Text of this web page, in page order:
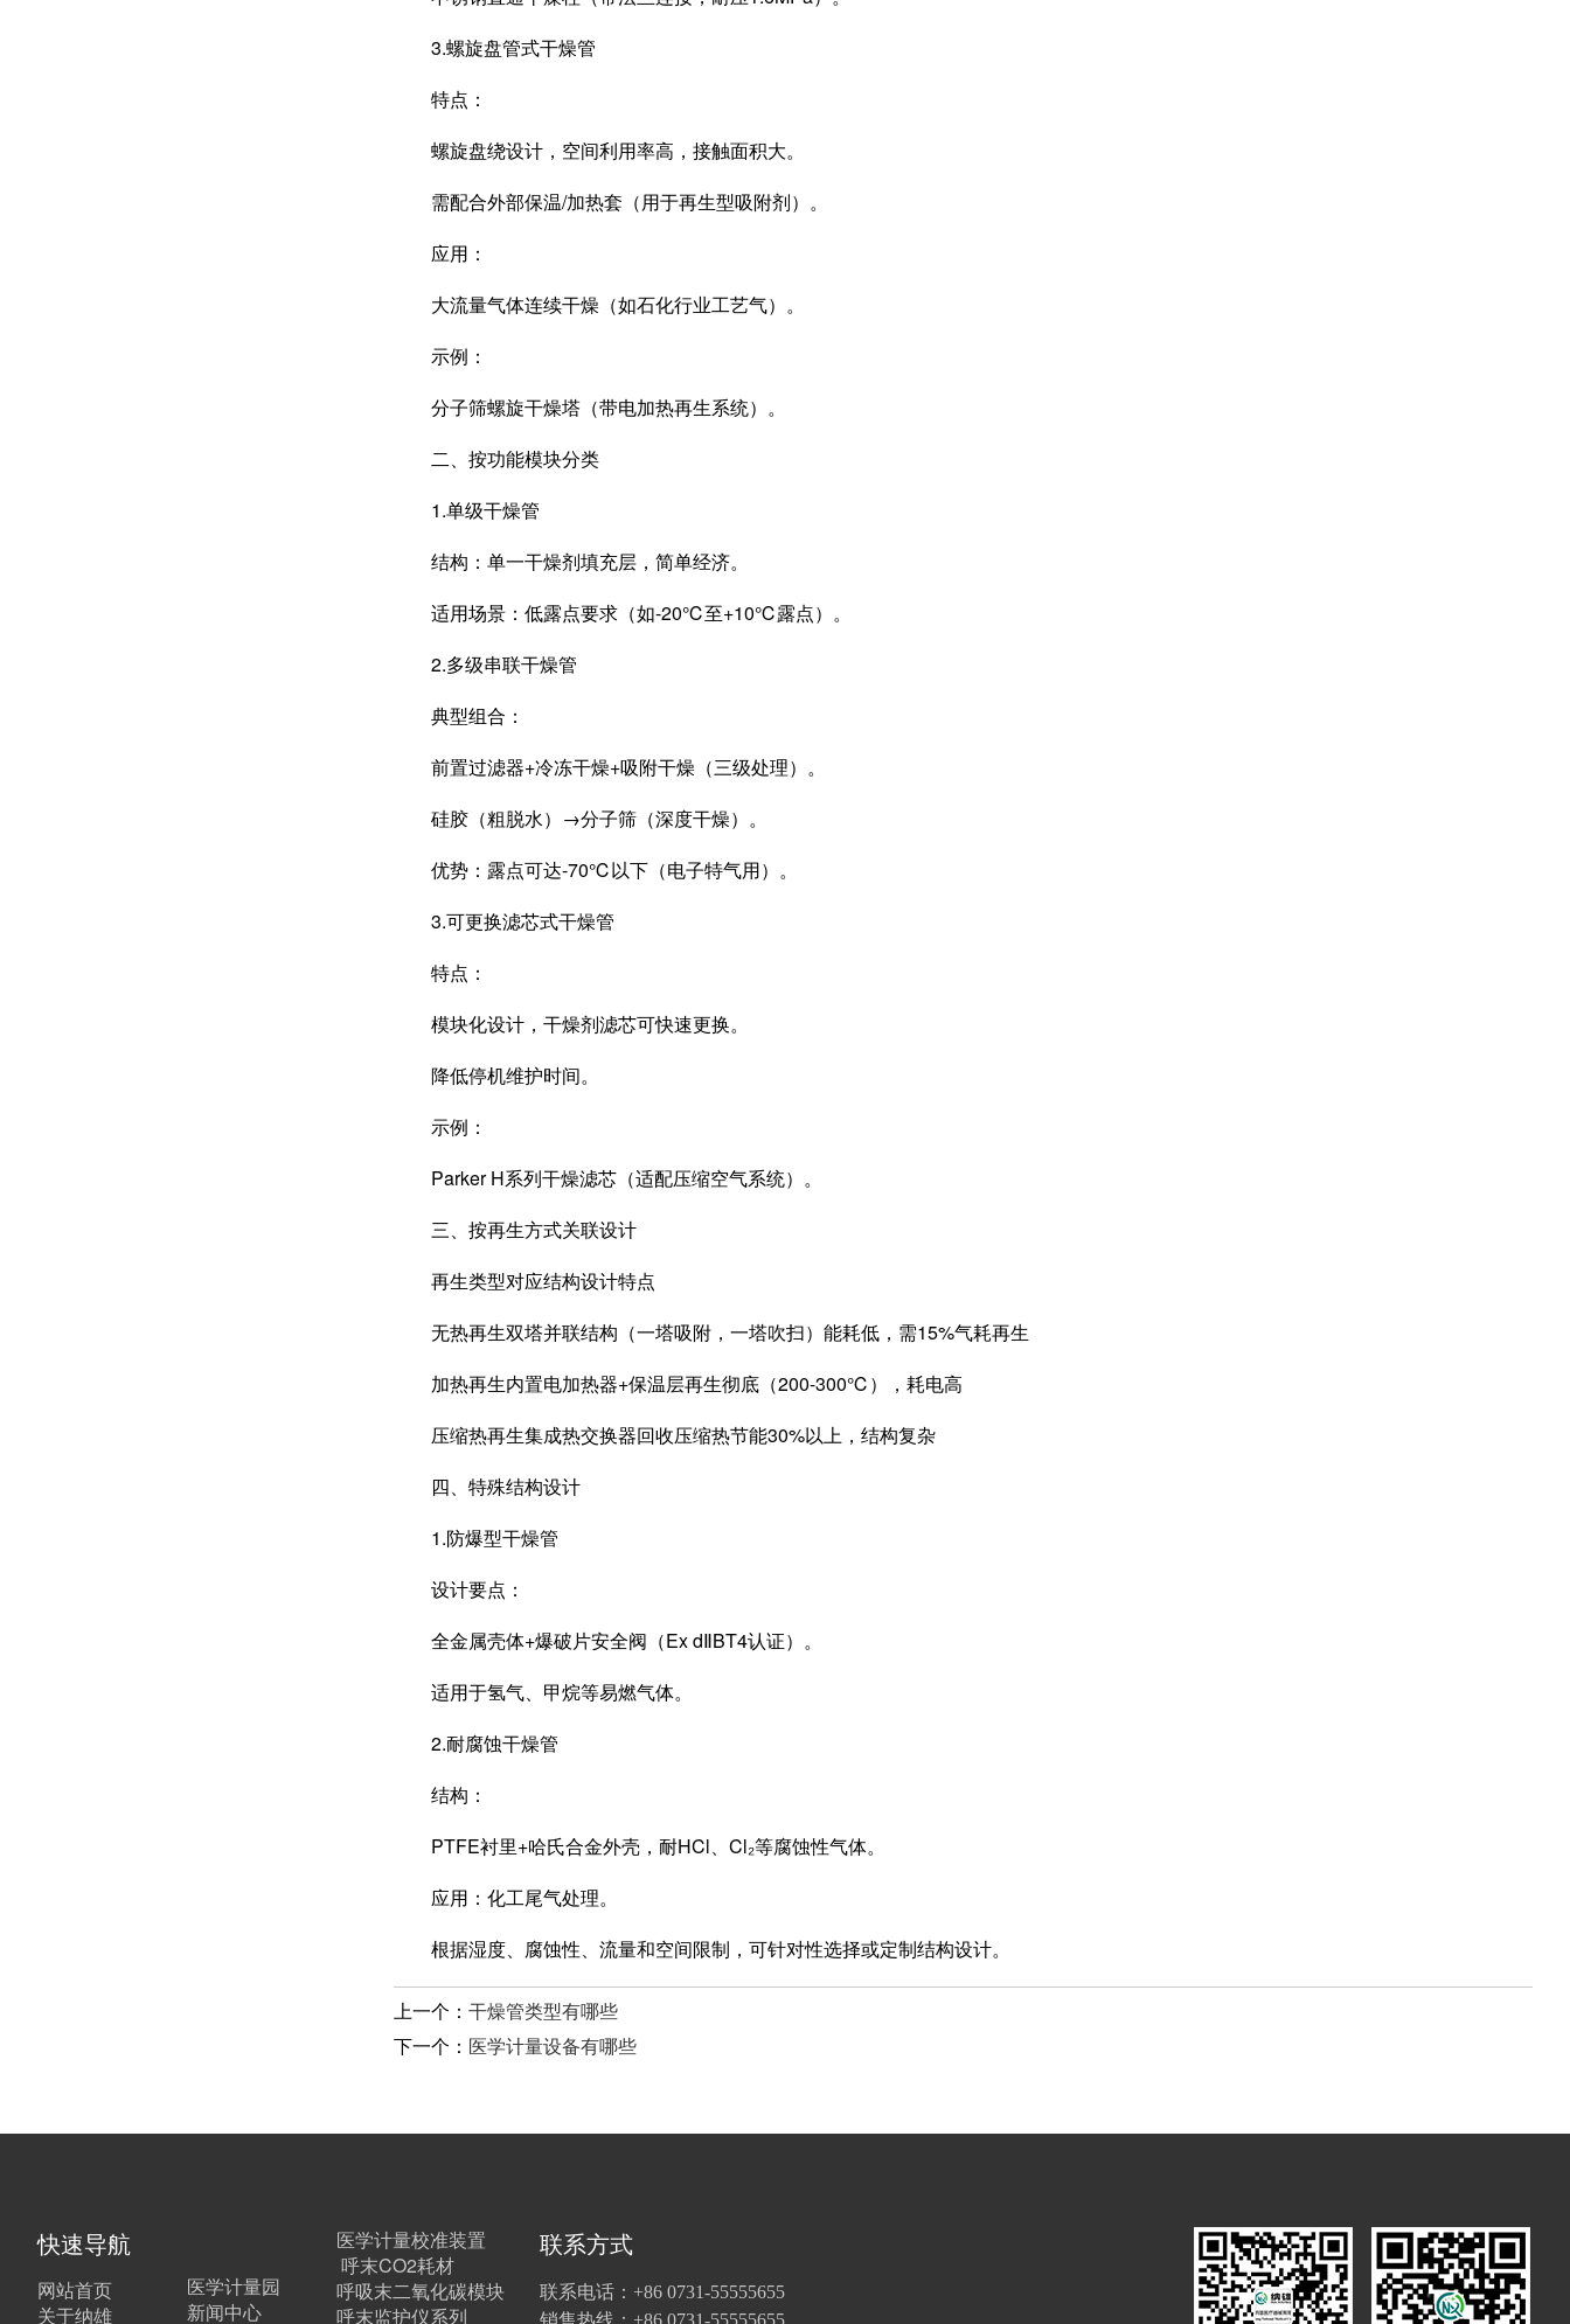
3.螺旋盘管式干燥管
特点：
螺旋盘绕设计，空间利用率高，接触面积大。
需配合外部保温/加热套（用于再生型吸附剂）。
应用：
大流量气体连续干燥（如石化行业工艺气）。
示例：
分子筛螺旋干燥塔（带电加热再生系统）。
二、按功能模块分类
1.单级干燥管
结构：单一干燥剂填充层，简单经济。
适用场景：低露点要求（如-20℃至+10℃露点）。
2.多级串联干燥管
典型组合：
前置过滤器+冷冻干燥+吸附干燥（三级处理）。
硅胶（粗脱水）→分子筛（深度干燥）。
优势：露点可达-70℃以下（电子特气用）。
3.可更换滤芯式干燥管
特点：
模块化设计，干燥剂滤芯可快速更换。
降低停机维护时间。
示例：
Parker H系列干燥滤芯（适配压缩空气系统）。
三、按再生方式关联设计
再生类型对应结构设计特点
无热再生双塔并联结构（一塔吸附，一塔吹扫）能耗低，需15%气耗再生
加热再生内置电加热器+保温层再生彻底（200-300℃），耗电高
压缩热再生集成热交换器回收压缩热节能30%以上，结构复杂
四、特殊结构设计
1.防爆型干燥管
设计要点：
全金属壳体+爆破片安全阀（Ex dⅡBT4认证）。
适用于氢气、甲烷等易燃气体。
2.耐腐蚀干燥管
结构：
PTFE衬里+哈氏合金外壳，耐HCl、Cl₂等腐蚀性气体。
应用：化工尾气处理。
根据湿度、腐蚀性、流量和空间限制，可针对性选择或定制结构设计。
上一个： 干燥管类型有哪些
下一个： 医学计量设备有哪些
快速导航
网站首页
关于纳雄
医学计量园
新闻中心
医学计量校准装置
呼末CO2耗材
呼吸末二氧化碳模块
呼末监护仪系列
联系方式
联系电话：+86 0731-55555655
销售热线：+86 0731-55555655